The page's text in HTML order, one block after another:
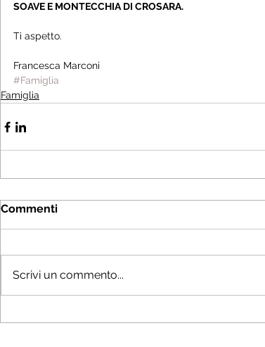
SOAVE E MONTECCHIA DI CROSARA.
Ti aspetto.
Francesca Marconi
#Famiglia
Famiglia
Commenti
Scrivi un commento...